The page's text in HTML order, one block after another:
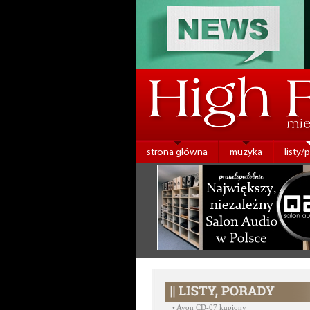
strona główna muzyka listy/
• Ayon CD-07 kupiony